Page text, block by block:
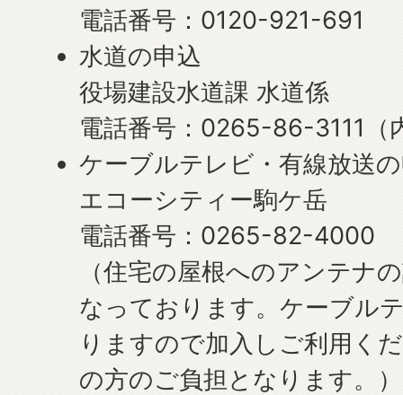
電話番号：0120-921-691
水道の申込
役場建設水道課 水道係
電話番号：0265-86-3111（
ケーブルテレビ・有線放送
エコーシティー駒ケ岳
電話番号：0265-82-4000
（住宅の屋根へのアンテナ
なっております。ケーブル
りますので加入しご利用く
の方のご負担となります。）